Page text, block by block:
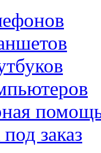
заказ